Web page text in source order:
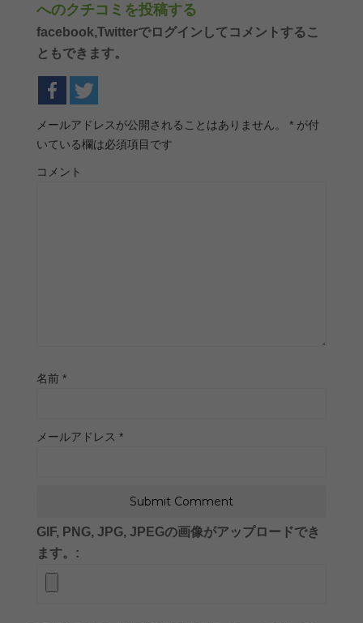
へのクチコミを投稿する
facebook,Twitterでログインしてコメントするこ
ともできます。
メールアドレスが公開されることはありません。 * が付
いている欄は必須項目です
コメント
名前 *
メールアドレス *
GIF, PNG, JPG, JPEGの画像がアップロードでき
ます。: